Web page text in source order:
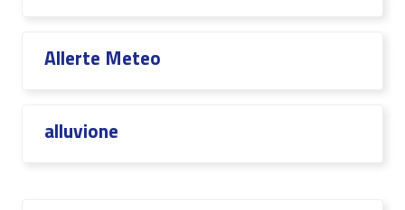
Allerte Meteo
alluvione